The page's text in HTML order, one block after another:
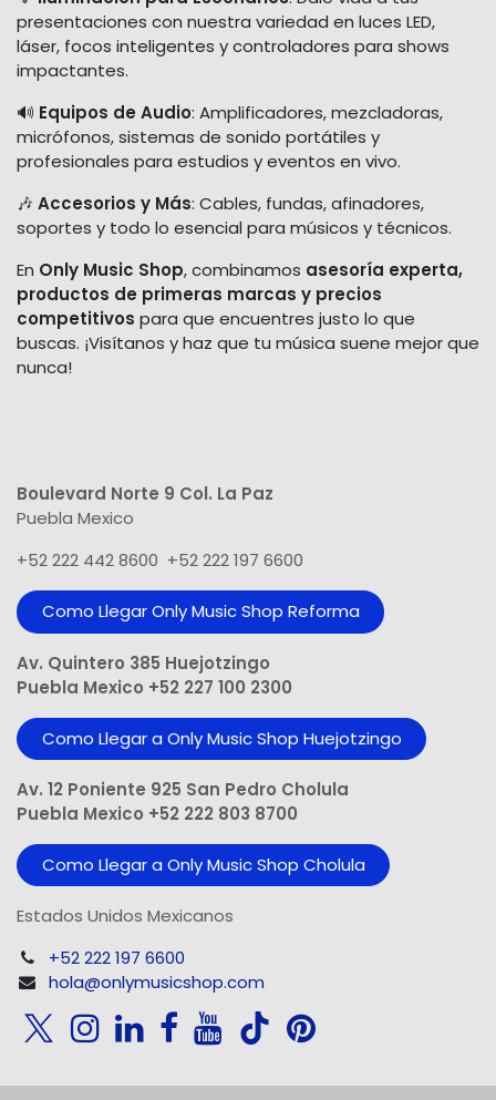
presentaciones con nuestra variedad en luces LED,
láser, focos inteligentes y controladores para shows
impactantes.
🔊 Equipos de Audio: Amplificadores, mezcladoras,
micrófonos, sistemas de sonido portátiles y
profesionales para estudios y eventos en vivo.
🎶 Accesorios y Más: Cables, fundas, afinadores,
soportes y todo lo esencial para músicos y técnicos.
En Only Music Shop, combinamos asesoría experta,
productos de primeras marcas y precios
competitivos para que encuentres justo lo que
buscas. ¡Visítanos y haz que tu música suene mejor que
nunca!
Boulevard Norte 9 Col. La Paz
Puebla Mexico
+52 222 442 8600 +52 222 197 6600
Como Llegar Only Music Shop​ Reforma
Av. Quintero 385 Huejotzingo
Puebla Mexico +52 227 100 2300
Como Llegar a Only Music Shop Huejotzingo
Av. 12 Poniente 925 San Pedro Cholula
Puebla Mexico +52 222 803 8700
Como Llegar a Only Music Shop Cholula
Estados Unidos Mexicanos
+52 222 197 6600
hola@onlymusicshop.com